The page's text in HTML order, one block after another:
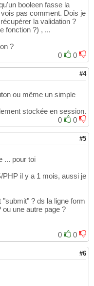
//   *****
="English
Gilles du gard</h1>
Culture,
150 m2 - 5
m2 avec Parc &
Barbecue - 4
//  ********
="Version
Gilles of Gard</h1>
Spirituality,
pool2.jpg"
booleen fasse la
pas comment. Dois je
la validation ?
fonction ?) , ...
?
0
0
#4
ou même un simple
stockée en session.
0
0
#5
... pour toi
il y a 1 mois, aussi je
? ds la ligne form
une autre page ?
0
0
#6